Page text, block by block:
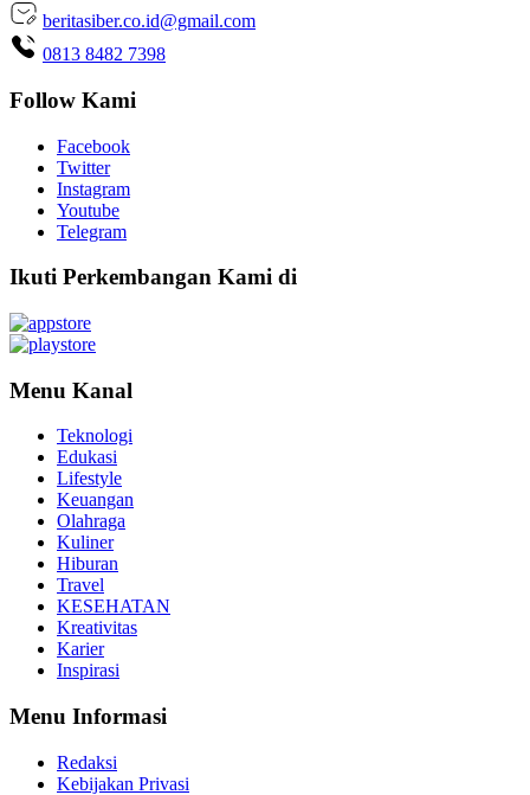
beritasiber.co.id@gmail.com
0813 8482 7398
Follow Kami
Facebook
Twitter
Instagram
Youtube
Telegram
Ikuti Perkembangan Kami di
Menu Kanal
Teknologi
Edukasi
Lifestyle
Keuangan
Olahraga
Kuliner
Hiburan
Travel
KESEHATAN
Kreativitas
Karier
Inspirasi
Menu Informasi
Redaksi
Kebijakan Privasi